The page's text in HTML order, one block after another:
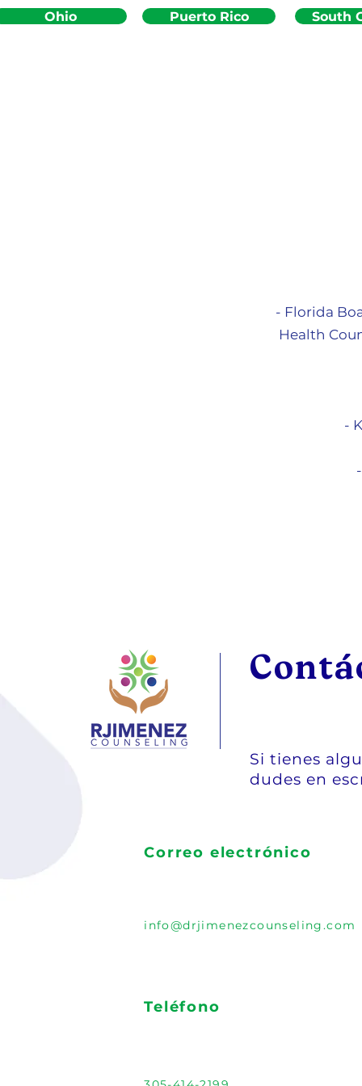
- Florida
Health
-
Si tienes
dudes en
Correo electrónico
info@drjimenezcounseling.com
Teléfono
Ohio Puerto Rico South